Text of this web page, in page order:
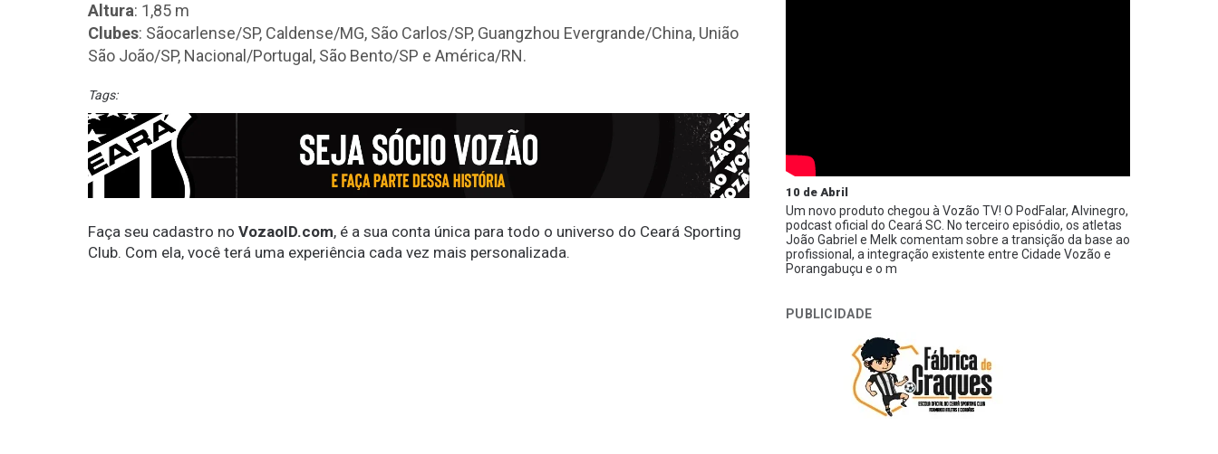
Altura: 1,85 m
Clubes: Sãocarlense/SP, Caldense/MG, São Carlos/SP, Guangzhou Evergrande/China, União
São João/SP, Nacional/Portugal, São Bento/SP e América/RN.
Tags:
Faça seu cadastro no VozaoID.com, é a sua conta única para todo o universo do Ceará Sporting
Club. Com ela, você terá uma experiência cada vez mais personalizada.
10 de Abril
Um novo produto chegou à Vozão TV! O PodFalar, Alvinegro,
podcast oficial do Ceará SC. No terceiro episódio, os atletas
João Gabriel e Melk comentam sobre a transição da base ao
profissional, a integração existente entre Cidade Vozão e
Porangabuçu e o m
PUBLICIDADE